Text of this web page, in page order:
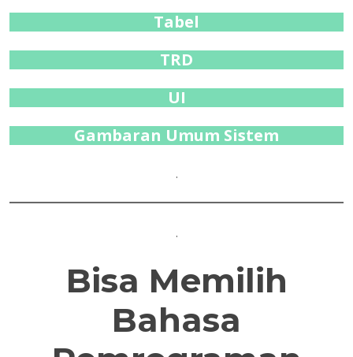
Tabel
TRD
UI
Gambaran Umum Sistem
.
.
Bisa Memilih
Bahasa